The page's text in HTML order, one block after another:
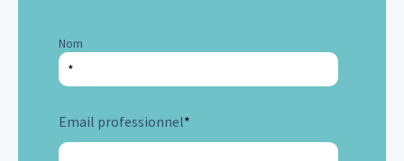
Nom
Email professionnel*